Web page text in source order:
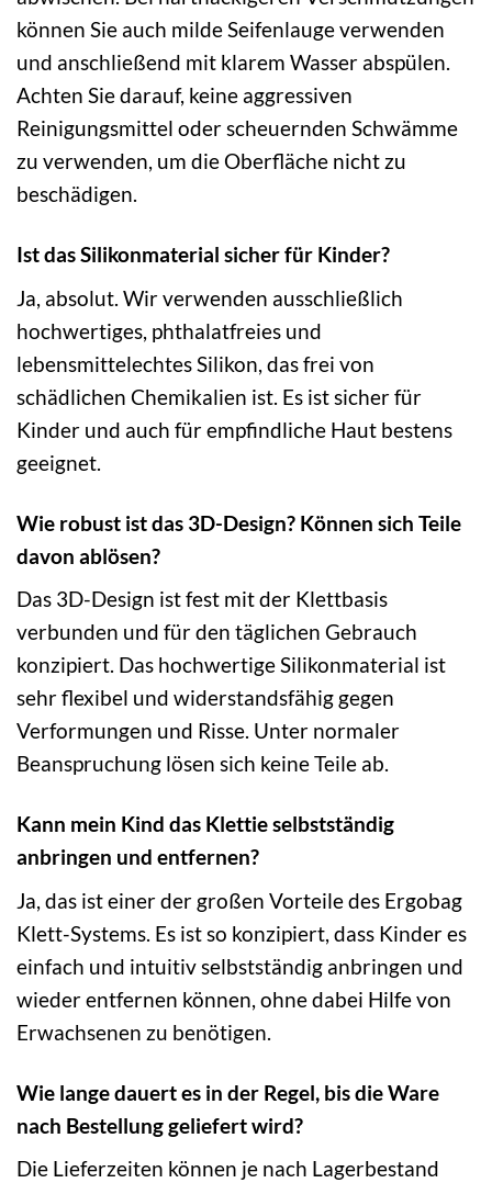
können Sie auch milde Seifenlauge verwenden
und anschließend mit klarem Wasser abspülen.
Achten Sie darauf, keine aggressiven
Reinigungsmittel oder scheuernden Schwämme
zu verwenden, um die Oberfläche nicht zu
beschädigen.
Ist das Silikonmaterial sicher für Kinder?
Ja, absolut. Wir verwenden ausschließlich
hochwertiges, phthalatfreies und
lebensmittelechtes Silikon, das frei von
schädlichen Chemikalien ist. Es ist sicher für
Kinder und auch für empfindliche Haut bestens
geeignet.
Wie robust ist das 3D-Design? Können sich Teile
davon ablösen?
Das 3D-Design ist fest mit der Klettbasis
verbunden und für den täglichen Gebrauch
konzipiert. Das hochwertige Silikonmaterial ist
sehr flexibel und widerstandsfähig gegen
Verformungen und Risse. Unter normaler
Beanspruchung lösen sich keine Teile ab.
Kann mein Kind das Klettie selbstständig
anbringen und entfernen?
Ja, das ist einer der großen Vorteile des Ergobag
Klett-Systems. Es ist so konzipiert, dass Kinder es
einfach und intuitiv selbstständig anbringen und
wieder entfernen können, ohne dabei Hilfe von
Erwachsenen zu benötigen.
Wie lange dauert es in der Regel, bis die Ware
nach Bestellung geliefert wird?
Die Lieferzeiten können je nach Lagerbestand